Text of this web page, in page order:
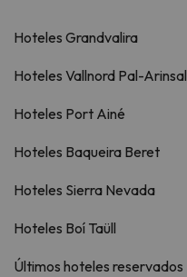
Hoteles Grandvalira
Hoteles Vallnord Pal-Arinsal
Hoteles Port Ainé
Hoteles Baqueira Beret
Hoteles Sierra Nevada
Hoteles Boí Taüll
Últimos hoteles reservados